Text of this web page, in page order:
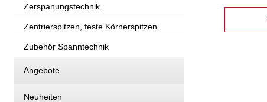
Zerspanungstechnik
Zentrierspitzen, feste Körnerspitzen
Zubehör Spanntechnik
Angebote
Neuheiten